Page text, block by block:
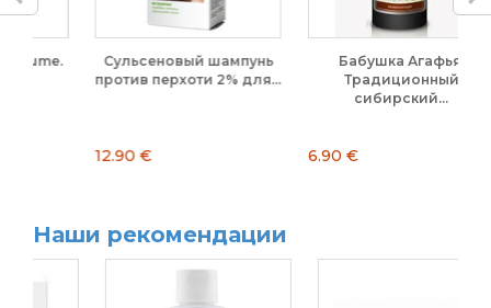
Сульсеновый шампунь
против перхоти 2% для...
12.90 €
Бабушка Агафья.
Традиционный
сибирский...
6.90 €
Наши рекомендации